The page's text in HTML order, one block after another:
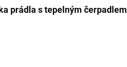
prádla s tepelným čerpadlem